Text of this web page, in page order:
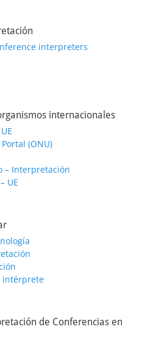
interpreters
internacionales
(ONU)
– Interpretación
UE
intérprete
de Conferencias en